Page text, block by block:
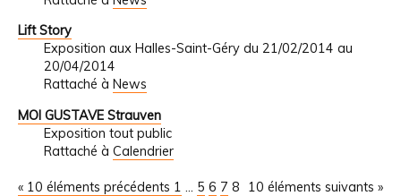
Lift Story
Exposition aux Halles-Saint-Géry du 21/02/2014 au
20/04/2014
Rattaché à News
MOI GUSTAVE Strauven
Exposition tout public
Rattaché à Calendrier
« 10 éléments précédents 10 éléments suivants »
1 ... 5 6 7 8